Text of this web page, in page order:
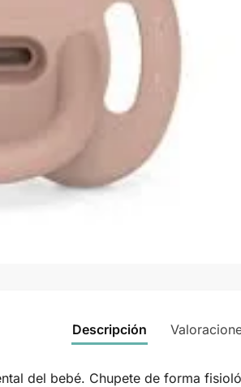
Descripción
del bebé. Chupete de forma